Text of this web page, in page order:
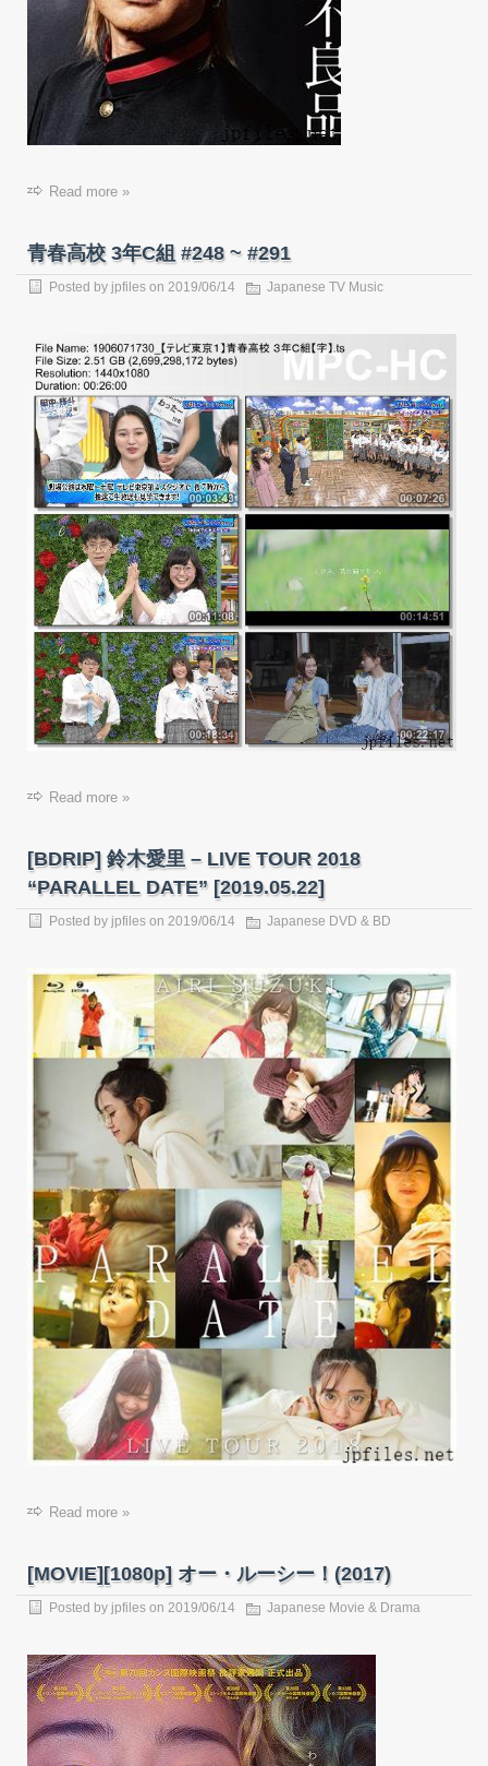
Read more »
青春高校 3年C組 #248 ~ #291
Posted by jpfiles on 2019/06/14 Japanese TV Music
Read more »
[BDRIP] 鈴木愛里 – LIVE TOUR 2018
“PARALLEL DATE” [2019.05.22]
Posted by jpfiles on 2019/06/14 Japanese DVD & BD
Read more »
[MOVIE][1080p] オー・ルーシー！(2017)
Posted by jpfiles on 2019/06/14 Japanese Movie & Drama